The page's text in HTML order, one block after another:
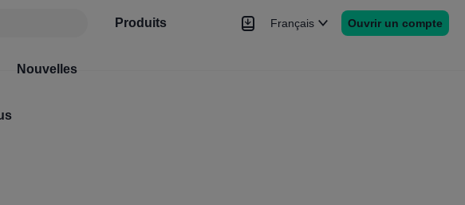
Produits
toujours Marché
Français Ouvrir un compte
Nouvelles